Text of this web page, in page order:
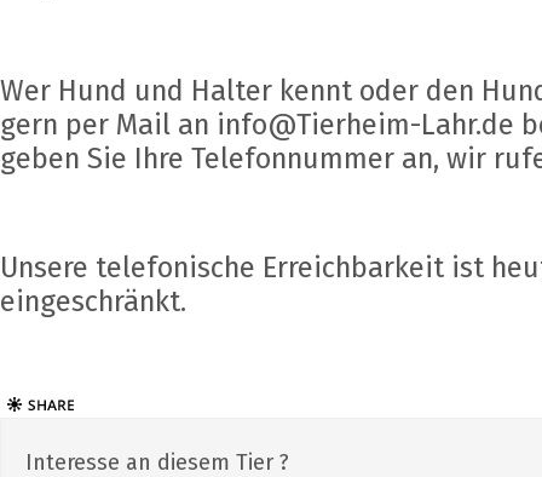
Wer Hund und Halter kennt oder den
gern per Mail an info@Tierheim-Lahr.de
geben Sie Ihre Telefonnummer an, wir
Unsere telefonische Erreichbarkeit ist
eingeschränkt.
Interesse an diesem Tier ?